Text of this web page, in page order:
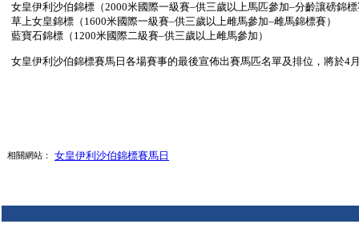
女皇伊利沙伯錦標（2000米國際一級賽–供三歲以上馬匹參加–分齡讓磅錦
草上女皇錦標（1600米國際一級賽–供三歲以上雌馬參加–雌馬錦標賽）
藍寶石錦標（1200米國際二級賽–供三歲以上雌馬參加）
女皇伊利沙伯錦標賽馬日各場賽事的最後宣佈出賽馬匹名單及排位，將於4
相關網站： 女皇伊利沙伯錦標賽馬日